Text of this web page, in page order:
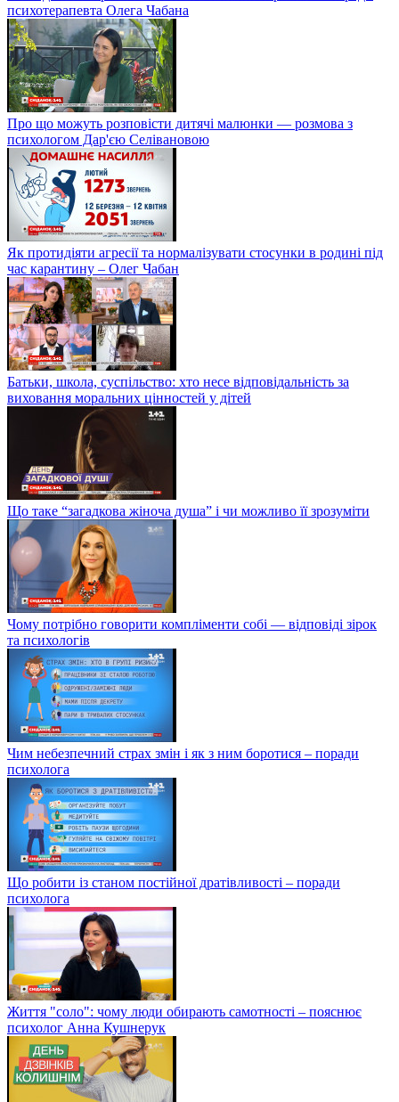
психотерапевта Олега Чабана
Про що можуть розповісти дитячі малюнки — розмова з
психологом Дар'єю Селівановою
Як протидіяти агресії та нормалізувати стосунки в родині під
час карантину – Олег Чабан
Батьки, школа, суспільство: хто несе відповідальність за
виховання моральних цінностей у дітей
Що таке “загадкова жіноча душа” і чи можливо її зрозуміти
Чому потрібно говорити компліменти собі — відповіді зірок
та психологів
Чим небезпечний страх змін і як з ним боротися – поради
психолога
Що робити із станом постійної дратівливості – поради
психолога
Життя "соло": чому люди обирають самотності – пояснює
психолог Анна Кушнерук